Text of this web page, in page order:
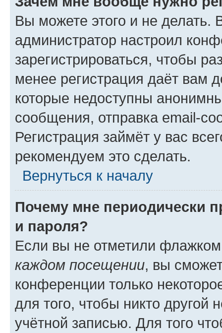
Вы можете этого и не делать.
администратор настроил
зарегистрироваться, чтобы
менее регистрация даёт вам
которые недоступны
сообщения, отправка email-
Регистрация займёт у вас
рекомендуем это сделать.
Вернуться к началу
Почему мне периодически
и пароля?
Если вы не отметили
каждом посещении, вы
конференции только
для того, чтобы никто другой
учётной записью. Для того